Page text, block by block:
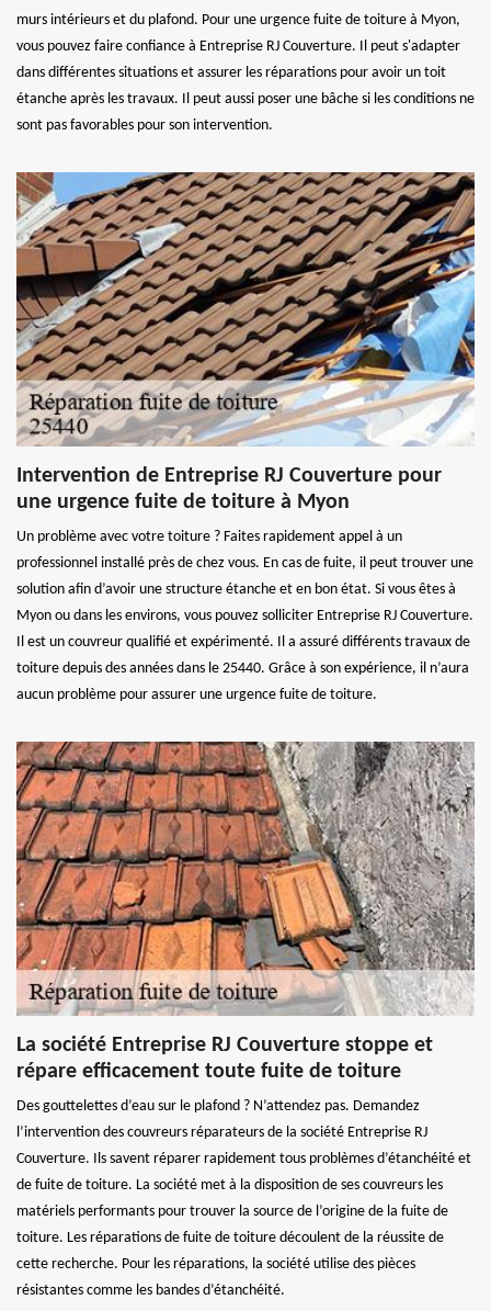
murs intérieurs et du plafond. Pour une urgence fuite de toiture à Myon,
vous pouvez faire confiance à Entreprise RJ Couverture. Il peut s'adapter
dans différentes situations et assurer les réparations pour avoir un toit
étanche après les travaux. Il peut aussi poser une bâche si les conditions ne
sont pas favorables pour son intervention.
Intervention de Entreprise RJ Couverture pour
une urgence fuite de toiture à Myon
Un problème avec votre toiture ? Faites rapidement appel à un
professionnel installé près de chez vous. En cas de fuite, il peut trouver une
solution afin d’avoir une structure étanche et en bon état. Si vous êtes à
Myon ou dans les environs, vous pouvez solliciter Entreprise RJ Couverture.
Il est un couvreur qualifié et expérimenté. Il a assuré différents travaux de
toiture depuis des années dans le 25440. Grâce à son expérience, il n’aura
aucun problème pour assurer une urgence fuite de toiture.
La société Entreprise RJ Couverture stoppe et
répare efficacement toute fuite de toiture
Des gouttelettes d’eau sur le plafond ? N’attendez pas. Demandez
l’intervention des couvreurs réparateurs de la société Entreprise RJ
Couverture. Ils savent réparer rapidement tous problèmes d’étanchéité et
de fuite de toiture. La société met à la disposition de ses couvreurs les
matériels performants pour trouver la source de l’origine de la fuite de
toiture. Les réparations de fuite de toiture découlent de la réussite de
cette recherche. Pour les réparations, la société utilise des pièces
résistantes comme les bandes d’étanchéité.